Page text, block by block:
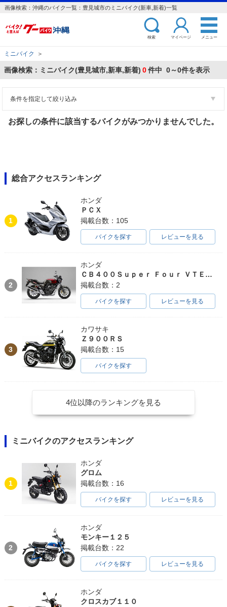
画像検索：沖縄のバイク一覧：豊見城市のミニバイク(新車,新着)一覧
検索 マイページ メニュー
ミニバイク ＞
画像検索：ミニバイク(豊見城市,新車,新着) 0件中 0～0件を表示
条件を指定して絞り込み
お探しの条件に該当するバイクがみつかりませんでした。
総合アクセスランキング
1
ホンダ
ＰＣＸ
掲載台数：105
バイクを探す レビューを見る
2
ホンダ
ＣＢ４００Ｓｕｐｅｒ Ｆｏｕｒ ＶＴＥＣ ＳＰＥＣ３
掲載台数：2
バイクを探す レビューを見る
3
カワサキ
Ｚ９００ＲＳ
掲載台数：15
バイクを探す
4位以降のランキングを見る
ミニバイクのアクセスランキング
1
ホンダ
グロム
掲載台数：16
バイクを探す レビューを見る
2
ホンダ
モンキー１２５
掲載台数：22
バイクを探す レビューを見る
ホンダ
クロスカブ１１０